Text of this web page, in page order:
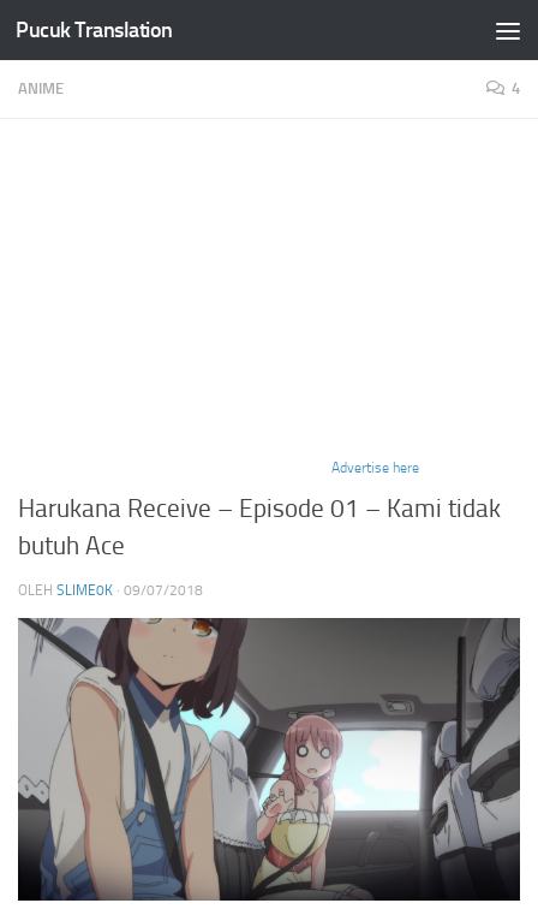
Skip to content
Pucuk Translation
ANIME 4
Advertise here
Harukana Receive – Episode 01 – Kami tidak
butuh Ace
OLEH SLIME0K · 09/07/2018